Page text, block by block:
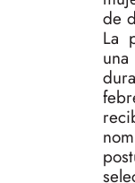
de
La